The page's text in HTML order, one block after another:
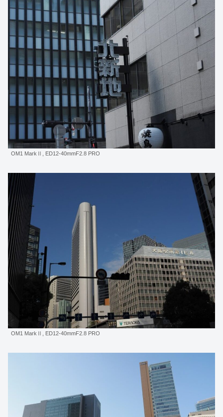
OM1 MarkⅡ, ED12-40mmF2.8 PRO
OM1 MarkⅡ, ED12-40mmF2.8 PRO